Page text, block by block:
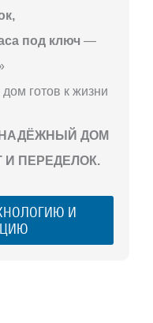
под ключ —
готов к жизни
НАДЁЖНЫЙ ДОМ
И ПЕРЕДЕЛОК.
И